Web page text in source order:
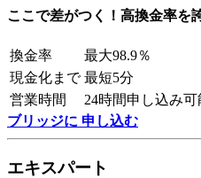
ここで差がつく！高換金率を
換金率
最大98.9％
現金化まで 最短5分
営業時間
24時間申し込み可
ブリッジに 申し込む
エキスパート